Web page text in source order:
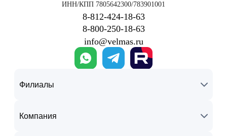
ИНН/КПП 7805642300/783901001
8‑812‑424‑18‑63
8‑800‑250‑18‑63
info@velmas.ru
Филиалы
Компания